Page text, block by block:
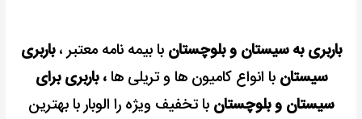
باربری به سیستان و بلوچستانبا بیمه نامه معتبر ،باربری
سیستانبا انواع کامیون ها و تریلی ها، باربری برای
سیستان و بلوچستان با تخفیف ویژه را الوبار با بهترین